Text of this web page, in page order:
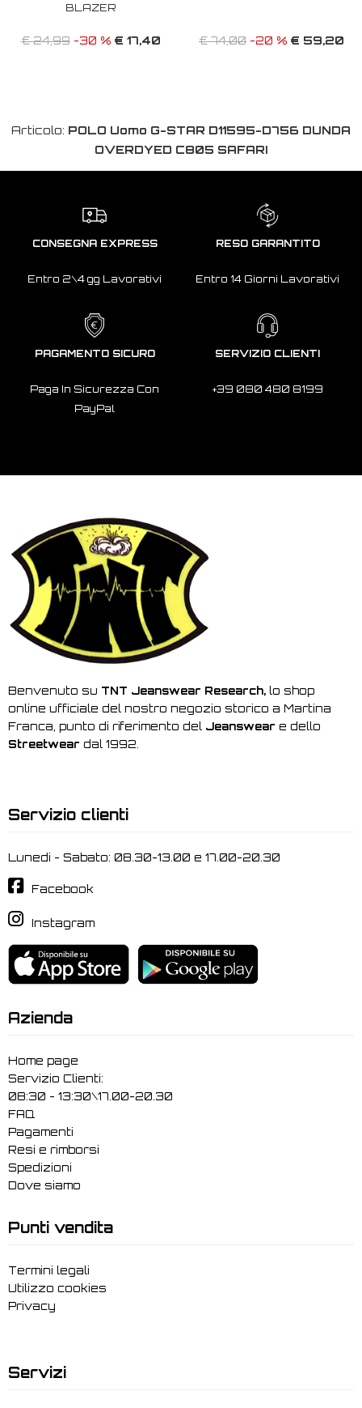
BLAZER
€ 24,99-30 % € 17,40 € 74,00 -20 % € 59,20
Articolo: POLO Uomo G-STAR D11595-D756 DUNDA
OVERDYED C805 SAFARI
CONSEGNA EXPRESS
Entro 2\4 gg Lavorativi
RESO GARANTITO
Entro 14 Giorni Lavorativi
PAGAMENTO SICURO
Paga In Sicurezza Con
PayPal
SERVIZIO CLIENTI
+39 080 480 8199
Benvenuto su TNT Jeanswear Research, lo shop
online ufficiale del nostro negozio storico a Martina
Franca, punto di riferimento del Jeanswear e dello
Streetwear dal 1992.
Servizio clienti
Lunedi - Sabato: 08.30-13.00 e 17.00-20.30
Facebook
Instagram
Azienda
Home page
Servizio Clienti:
08:30 - 13:30\17.00-20.30
FAQ
Pagamenti
Resi e rimborsi
Spedizioni
Dove siamo
Punti vendita
Termini legali
Utilizzo cookies
Privacy
Servizi